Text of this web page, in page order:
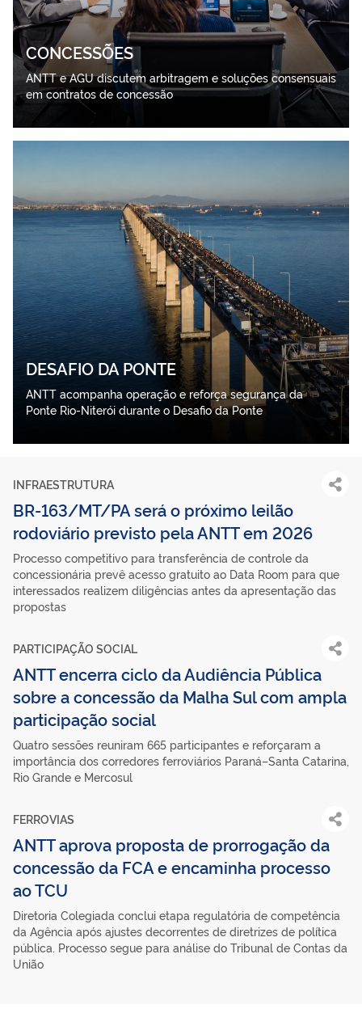
CONCESSÕES
ANTT e AGU discutem arbitragem e soluções consensuais
em contratos de concessão
DESAFIO DA PONTE
ANTT acompanha operação e reforça segurança da
Ponte Rio-Niterói durante o Desafio da Ponte
INFRAESTRUTURA
BR-163/MT/PA será o próximo leilão
rodoviário previsto pela ANTT em 2026
Processo competitivo para transferência de controle da
concessionária prevê acesso gratuito ao Data Room para que
interessados realizem diligências antes da apresentação das
propostas
PARTICIPAÇÃO SOCIAL
ANTT encerra ciclo da Audiência Pública
sobre a concessão da Malha Sul com ampla
participação social
Quatro sessões reuniram 665 participantes e reforçaram a
importância dos corredores ferroviários Paraná–Santa Catarina,
Rio Grande e Mercosul
FERROVIAS
ANTT aprova proposta de prorrogação da
concessão da FCA e encaminha processo
ao TCU
Diretoria Colegiada conclui etapa regulatória de competência
da Agência após ajustes decorrentes de diretrizes de política
pública. Processo segue para análise do Tribunal de Contas da
União